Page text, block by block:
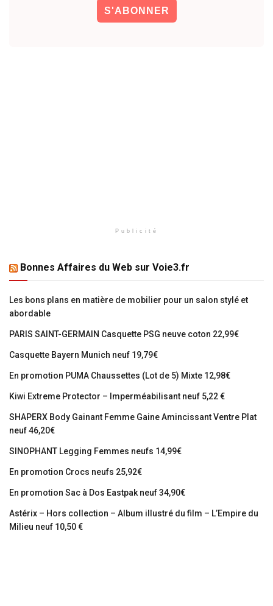
Publicité
Bonnes Affaires du Web sur Voie3.fr
Les bons plans en matière de mobilier pour un salon stylé et
abordable
PARIS SAINT-GERMAIN Casquette PSG neuve coton 22,99€
Casquette Bayern Munich neuf 19,79€
En promotion PUMA Chaussettes (Lot de 5) Mixte 12,98€
Kiwi Extreme Protector – Imperméabilisant neuf 5,22 €
SHAPERX Body Gainant Femme Gaine Amincissant Ventre Plat
neuf 46,20€
SINOPHANT Legging Femmes neufs 14,99€
En promotion Crocs neufs 25,92€
En promotion Sac à Dos Eastpak neuf 34,90€
Astérix – Hors collection – Album illustré du film – L’Empire du
Milieu neuf 10,50 €